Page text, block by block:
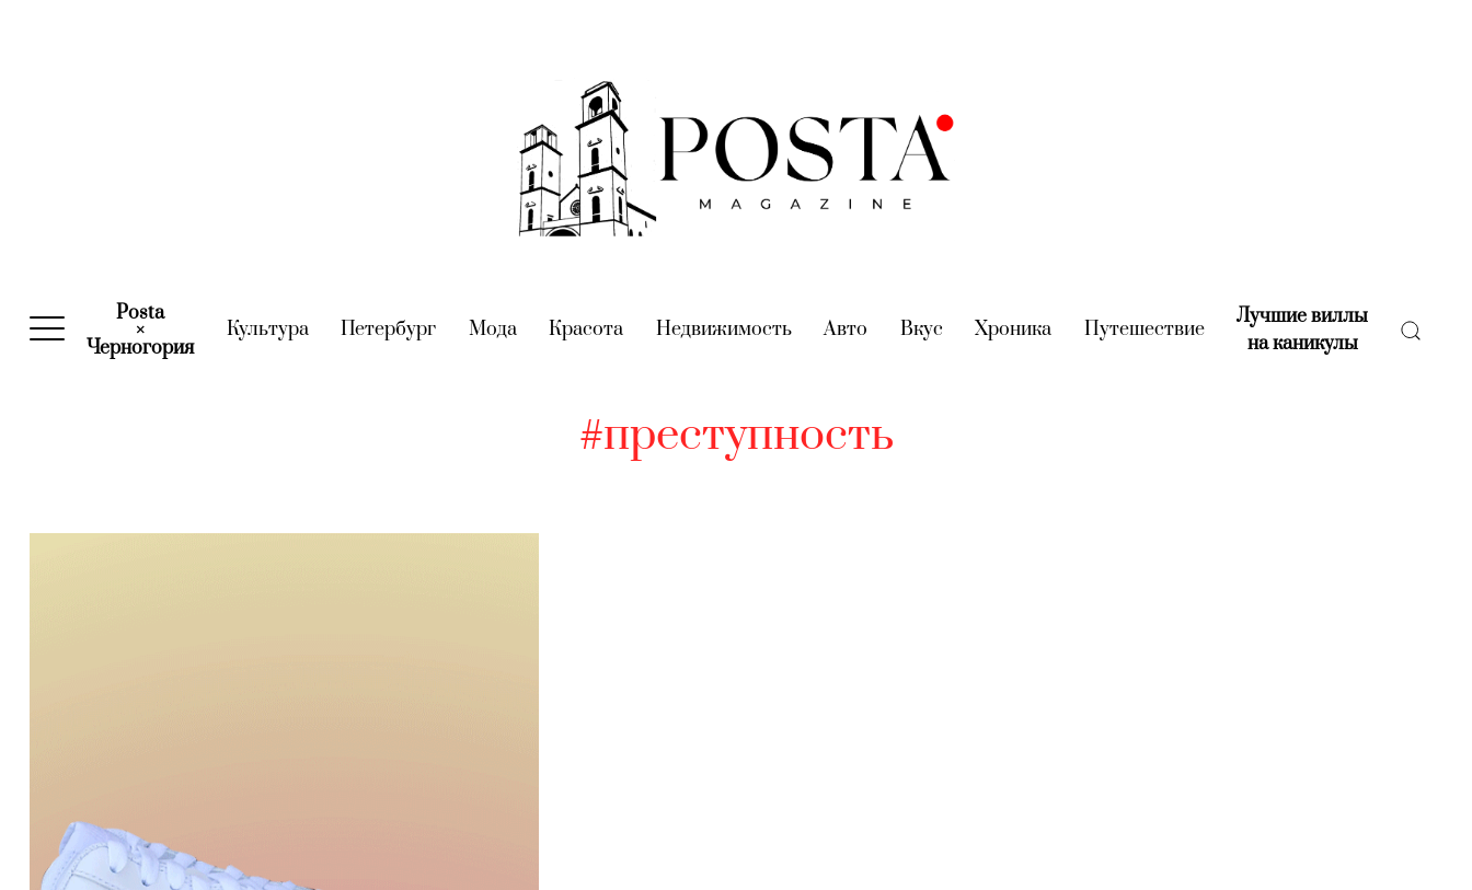
Posta
×
Черногория(current)
Культура(current)
Петербург (current)
Мода(current)
Красота (current)
Недвижимость(current)
Авто (current)
Вкус (current)
Хроника (current)
Путешествие(current)
Лучшие виллы
на каникулы(current)
#преступность